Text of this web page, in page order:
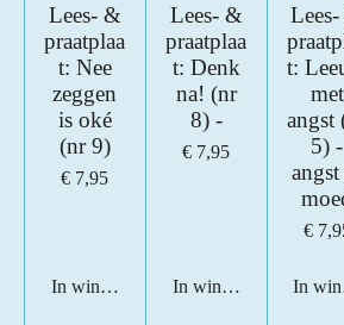
Lees- &
praatplaa
t: Nee
zeggen
is oké
(nr 9)
€ 7,95
In winkelwagen
Lees- &
praatplaa
t: Denk
na! (nr
8) -
€ 7,95
In winkelwagen
t:
met
angst
5) -
€
In